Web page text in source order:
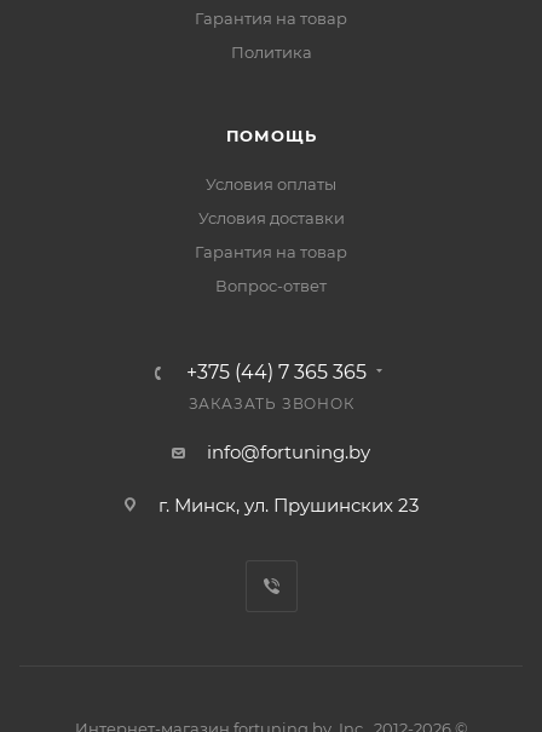
Гарантия на товар
Политика
ПОМОЩЬ
Условия оплаты
Условия доставки
Гарантия на товар
Вопрос-ответ
+375 (44) 7 365 365
ЗАКАЗАТЬ ЗВОНОК
info@fortuning.by
г. Минск, ул. Прушинских 23
Интернет-магазин fortuning.by, Inc., 2012-2026 ©